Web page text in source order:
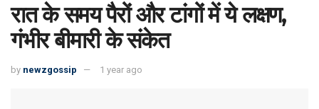
रात के समय पैरों और टांगों में ये लक्षण,
गंभीर बीमारी के संकेत
by newzgossip 1 year ago